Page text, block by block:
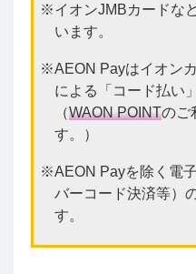
イオンJMBカードな
います。
AEON Payはイオン
による「コード払い
（WAON POINTのご
す。）
AEON Payを除く電
バーコード決済等）
す。